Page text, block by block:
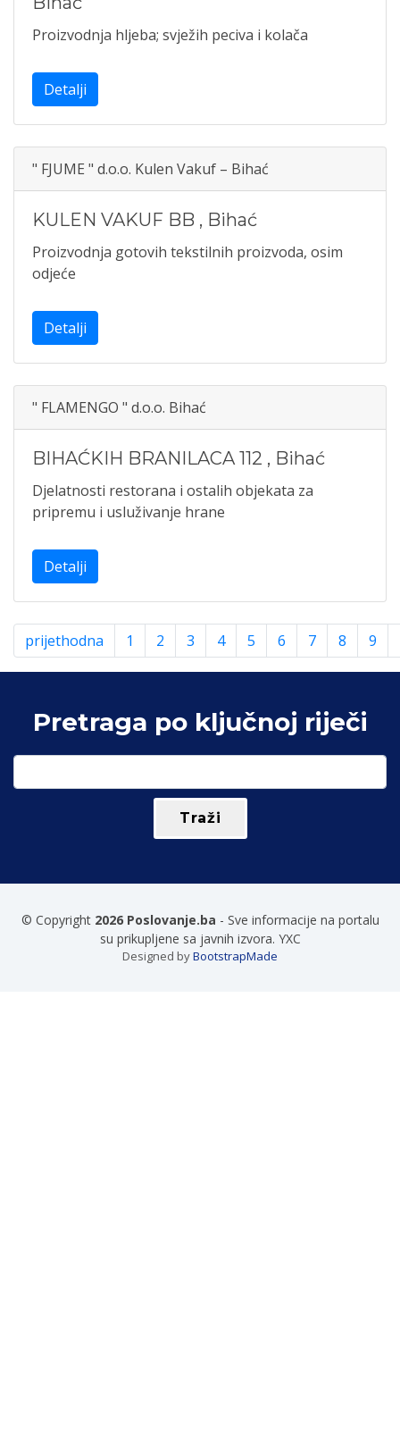
Proizvodnja hljeba; svježih peciva i kolača
Detalji
" FJUME " d.o.o. Kulen Vakuf – Bihać
KULEN VAKUF BB , Bihać
Proizvodnja gotovih tekstilnih proizvoda, osim
odjeće
Detalji
" FLAMENGO " d.o.o. Bihać
BIHAĆKIH BRANILACA 112 , Bihać
Djelatnosti restorana i ostalih objekata za
pripremu i usluživanje hrane
Detalji
prijethodna 1 2 3 4 5 6 7 8 9
Pretraga po ključnoj riječi
© Copyright 2026 Poslovanje.ba - Sve informacije na portalu
su prikupljene sa javnih izvora. YXC
Designed byBootstrapMade